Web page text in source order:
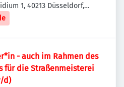
1, 40213 Düsseldorf,
- auch im Rahmen des
d)